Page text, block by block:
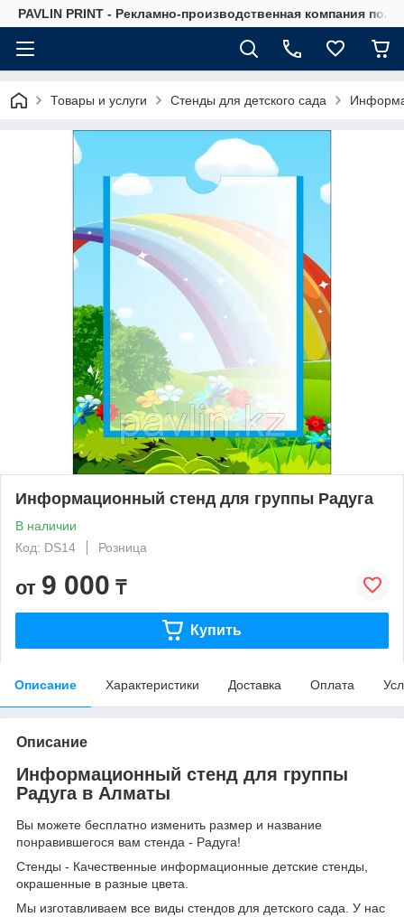
PAVLIN PRINT - Рекламно-производственная компания
Товары и услуги Стенды для детского сада
Информационный стенд для группы Радуга
В наличии
Код: DS14
Розница
от 9 000 ₸
Купить
Описание Характеристики Доставка Оплата
Описание
Информационный стенд для группы
Радуга в Алматы
Вы можете бесплатно изменить размер и название
понравившегося вам стенда - Радуга!
Стенды - Качественные информационные детские стенды,
окрашенные в разные цвета.
Мы изготавливаем все виды стендов для детского сада. У нас